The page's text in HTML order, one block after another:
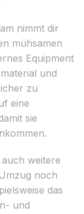
nimmt dir
mühsamen
Equipment
und
zu
eine
sie
weitere
noch
das
und